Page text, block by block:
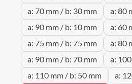
a: 70 mm / b: 30 mm
a: 80
a: 90 mm / b: 10 mm
a: 60
a: 75 mm / b: 75 mm
a: 80
a: 90 mm / b: 70 mm
a:
a: 110 mm / b: 50 mm
a: